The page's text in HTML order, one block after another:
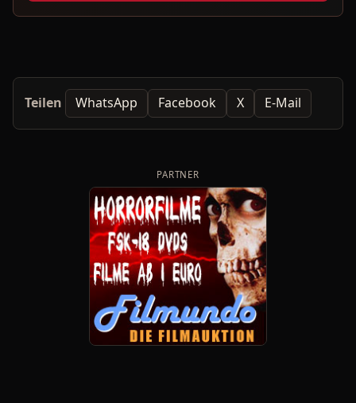
Teilen WhatsApp Facebook X E-Mail
PARTNER